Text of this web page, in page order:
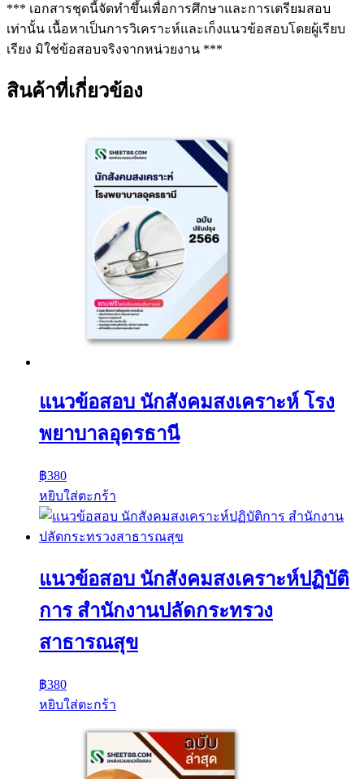
*** เอกสารชุดนี้จัดทำขึ้นเพื่อการศึกษาและการเตรียมสอบ
เท่านั้น เนื้อหาเป็นการวิเคราะห์และเก็งแนวข้อสอบโดยผู้เรียบ
เรียง มิใช่ข้อสอบจริงจากหน่วยงาน ***
สินค้าที่เกี่ยวข้อง
แนวข้อสอบ นักสังคมสงเคราะห์ โรง
พยาบาลอุดรธานี
฿380
หยิบใส่ตะกร้า
แนวข้อสอบ นักสังคมสงเคราะห์ปฏิบัติ
การ สำนักงานปลัดกระทรวง
สาธารณสุข
฿380
หยิบใส่ตะกร้า